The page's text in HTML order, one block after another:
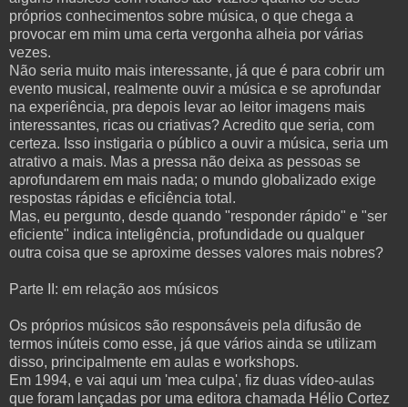
próprios conhecimentos sobre música, o que chega a
provocar em mim uma certa vergonha alheia por várias
vezes.
Não seria muito mais interessante, já que é para cobrir um
evento musical, realmente ouvir a música e se aprofundar
na experiência, pra depois levar ao leitor imagens mais
interessantes, ricas ou criativas? Acredito que seria, com
certeza. Isso instigaria o público a ouvir a música, seria um
atrativo a mais. Mas a pressa não deixa as pessoas se
aprofundarem em mais nada; o mundo globalizado exige
respostas rápidas e eficiência total.
Mas, eu pergunto, desde quando "responder rápido" e "ser
eficiente" indica inteligência, profundidade ou qualquer
outra coisa que se aproxime desses valores mais nobres?
Parte II: em relação aos músicos
Os próprios músicos são responsáveis pela difusão de
termos inúteis como esse, já que vários ainda se utilizam
disso, principalmente em aulas e workshops.
Em 1994, e vai aqui um 'mea culpa', fiz duas vídeo-aulas
que foram lançadas por uma editora chamada Hélio Cortez